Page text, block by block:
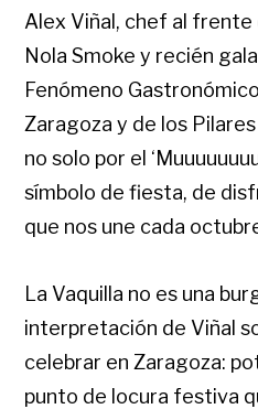
Alex Viñal, chef al frente
Nola Smoke y recién
Fenómeno
Zaragoza y de los
no solo por el
símbolo de fiesta, de
que nos une cada
La Vaquilla no es una
interpretación de Viñal
celebrar en Zaragoza:
punto de locura festiva